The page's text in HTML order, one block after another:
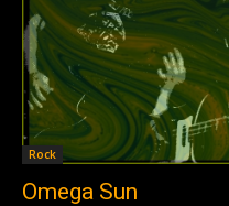
Rock
Omega Sun